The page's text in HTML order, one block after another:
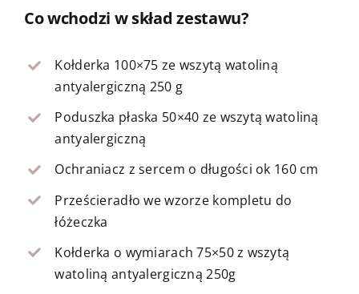
Co wchodzi w skład zestawu?
Kołderka 100×75 ze wszytą watoliną
antyalergiczną 250 g
Poduszka płaska 50×40 ze wszytą watoliną
antyalergiczną
Ochraniacz z sercem o długości ok 160 cm
Prześcieradło we wzorze kompletu do
łóżeczka
Kołderka o wymiarach 75×50 z wszytą
watoliną antyalergiczną 250g